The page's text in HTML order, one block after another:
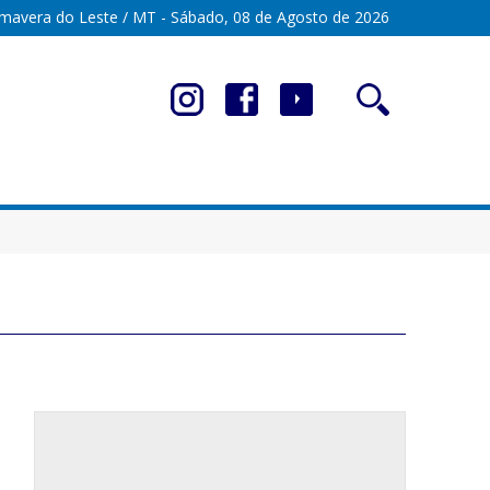
do Leste / MT - Sábado, 08 de Agosto de 2026